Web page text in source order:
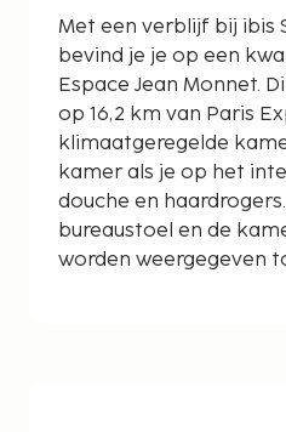
Met een verblijf bij ibis
bevind je je op een
Espace Jean Monnet. Dit hotel ligt op 16,2 km van Jardin du Luxembourg en
op 16,2 km van Paris
klimaatgeregelde
kamer als je op het
douche en
bureaustoel en de
worden weergegeven